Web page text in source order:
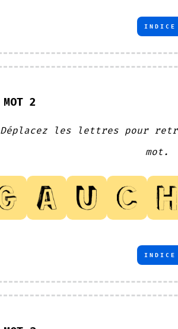
INDICE
MOT 2
Déplacez les lettres pour
mot.
INDICE